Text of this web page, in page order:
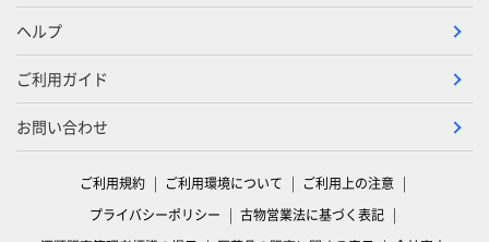
ヘルプ
ご利用ガイド
お問い合わせ
ご利用規約 ご利用環境について
ご利用上の注意
プライバシーポリシー
古物営業法に基づく表記